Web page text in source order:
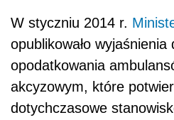
W styczniu 2014 r.
opublikowało wyjaśnienia
opodatkowania
akcyzowym, które
dotychczasowe